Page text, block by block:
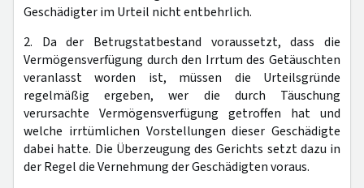
Geschädigter im Urteil nicht entbehrlich.
2. Da der Betrugstatbestand voraussetzt, dass die
Vermögensverfügung durch den Irrtum des Getäuschten
veranlasst worden ist, müssen die Urteilsgründe
regelmäßig ergeben, wer die durch Täuschung
verursachte Vermögensverfügung getroffen hat und
welche irrtümlichen Vorstellungen dieser Geschädigte
dabei hatte. Die Überzeugung des Gerichts setzt dazu in
der Regel die Vernehmung der Geschädigten voraus.